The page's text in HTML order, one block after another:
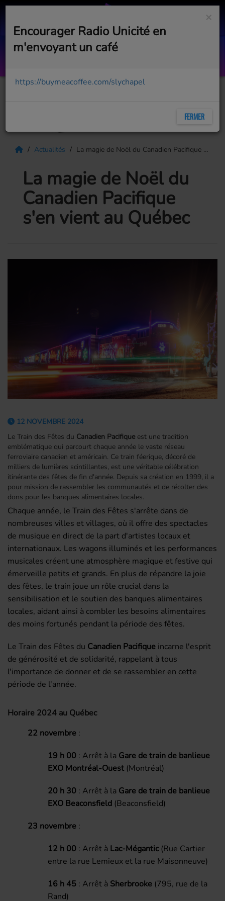
L'Essentiel
Actualités La magie de Noël du Canadien Pacifique s'en vient au Québec
La magie de Noël du
Canadien Pacifique
s'en vient au Québec
12 NOVEMBRE 2024
Le Train des Fêtes du Canadien Pacifique est une tradition
emblématique qui parcourt chaque année le vaste réseau
ferroviaire canadien et américain. Ce train féerique, décoré de
milliers de lumières scintillantes, est une véritable célébration
itinérante des fêtes de fin d'année. Depuis sa création en 1999, il a
pour mission de rassembler les communautés et de récolter des
dons pour les banques alimentaires locales.
Chaque année, le Train des Fêtes s'arrête dans de
nombreuses villes et villages, où il offre des spectacles
de musique en direct de la part d'artistes locaux et
internationaux. Les wagons illuminés et les performances
musicales créent une atmosphère magique et festive qui
émerveille petits et grands. En plus de répandre la joie
des fêtes, le train joue un rôle crucial dans la
sensibilisation et le soutien des banques alimentaires
locales, aidant ainsi à combler les besoins alimentaires
des moins fortunés pendant la période des fêtes.
Le Train des Fêtes du Canadien Pacifique incarne l'esprit
de générosité et de solidarité, rappelant à tous
l'importance de donner et de se rassembler en cette
période de l'année.
Horaire 2024 au Québec
22 novembre :
19 h 00 : Arrêt à la Gare de train de banlieue
EXO Montréal-Ouest (Montréal)
20 h 30 : Arrêt à la Gare de train de banlieue
EXO Beaconsfield (Beaconsfield)
23 novembre :
12 h 00 : Arrêt à Lac-Mégantic(Rue Cartier
entre la rue Lemieux et la rue Maisonneuve)
16 h 45 : Arrêt à Sherbrooke (795, rue de la
Rand)
×
Encourager Radio Unicité en
m'envoyant un café
https://buymeacoffee.com/slychapel
FERMER